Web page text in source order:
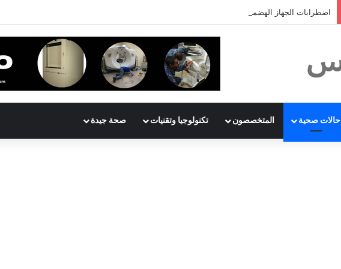
اضطرابات الجهاز الهضمي: ماذا تأكل عندما تشعر بألم في معدتك؟
حالات صحية المتخصصون تكنولوجيا وتقنيات صحة جيدة